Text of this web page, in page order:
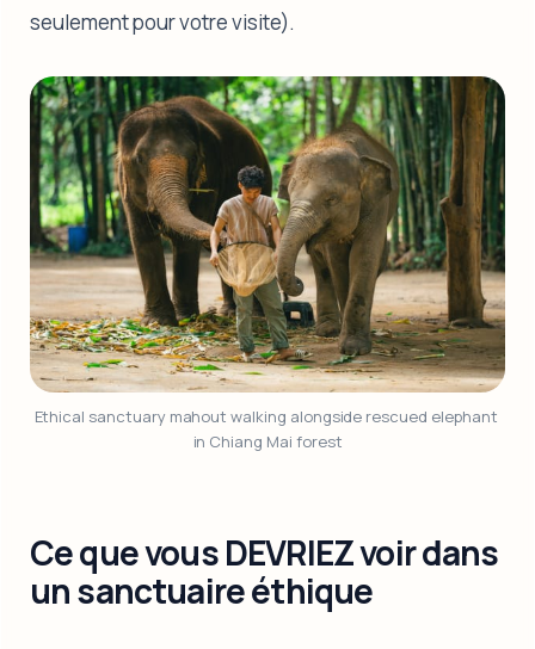
seulement pour votre visite).
Ethical sanctuary mahout walking alongside rescued elephant
in Chiang Mai forest
Ce que vous DEVRIEZ voir dans
un sanctuaire éthique